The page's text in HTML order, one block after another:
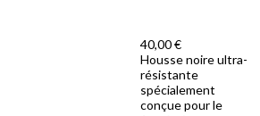
40,00 €
Housse noire ultra-
résistante
spécialement
conçue pour le